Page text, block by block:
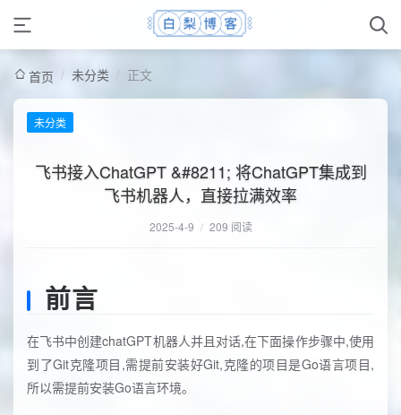
首页 / 未分类 正文
未分类
飞书接入ChatGPT &#8211; 将ChatGPT集成到
飞书机器人，直接拉满效率
2025-4-9 / 209 阅读
前言
在飞书中创建chatGPT机器人并且对话,在下面操作步骤中,使用
到了Git克隆项目,需提前安装好Git,克隆的项目是Go语言项目,
所以需提前安装Go语言环境。